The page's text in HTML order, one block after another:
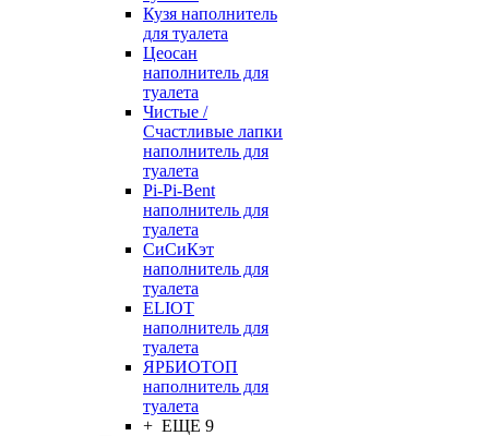
Кузя наполнитель
для туалета
Цеосан
наполнитель для
туалета
Чистые /
Счастливые лапки
наполнитель для
туалета
Pi-Pi-Bent
наполнитель для
туалета
СиСиКэт
наполнитель для
туалета
ELIOT
наполнитель для
туалета
ЯРБИОТОП
наполнитель для
туалета
+ ЕЩЕ 9